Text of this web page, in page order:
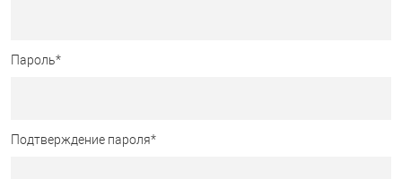
Пароль*
Подтверждение пароля*